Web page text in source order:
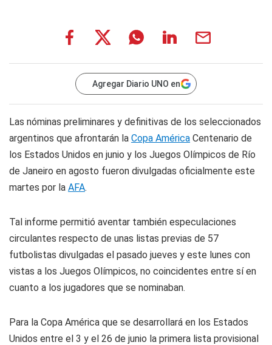
Agregar Diario UNO en
Las nóminas preliminares y definitivas de los seleccionados
argentinos que afrontarán la Copa América Centenario de
los Estados Unidos en junio y los Juegos Olímpicos de Río
de Janeiro en agosto fueron divulgadas oficialmente este
martes por la AFA.
Tal informe permitió aventar también especulaciones
circulantes respecto de unas listas previas de 57
futbolistas divulgadas el pasado jueves y este lunes con
vistas a los Juegos Olímpicos, no coincidentes entre sí en
cuanto a los jugadores que se nominaban.
Para la Copa América que se desarrollará en los Estados
Unidos entre el 3 y el 26 de junio la primera lista provisional